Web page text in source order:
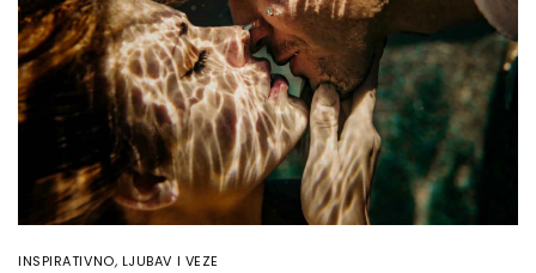
INSPIRATIVNO, LJUBAV I VEZE